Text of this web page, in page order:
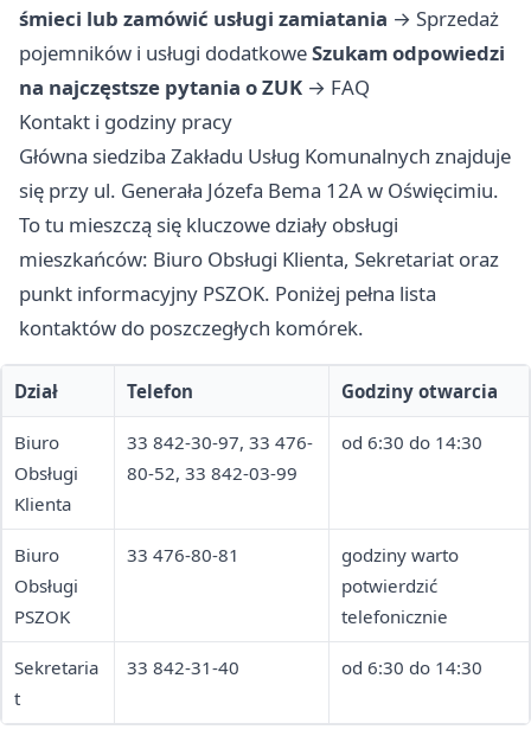
śmieci lub zamówić usługi zamiatania → Sprzedaż
pojemników i usługi dodatkoweSzukam odpowiedzi
na najczęstsze pytania o ZUK → FAQ
Kontakt i godziny pracy
Główna siedziba Zakładu Usług Komunalnych znajduje
się przy ul. Generała Józefa Bema 12A w Oświęcimiu.
To tu mieszczą się kluczowe działy obsługi
mieszkańców: Biuro Obsługi Klienta, Sekretariat oraz
punkt informacyjny PSZOK. Poniżej pełna lista
kontaktów do poszczegłych komórek.
Dział Telefon Godziny otwarcia
Biuro
Obsługi
Klienta
33 842-30-97, 33 476-
80-52, 33 842-03-99
od 6:30 do 14:30
Biuro
Obsługi
PSZOK
33 476-80-81
godziny warto
potwierdzić
telefonicznie
Sekretaria
t
33 842-31-40 od 6:30 do 14:30